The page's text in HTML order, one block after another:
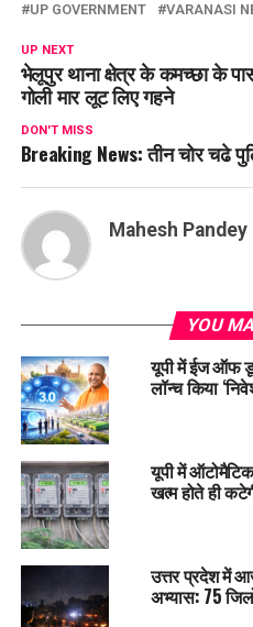
UP GOVERNMENT
VARANASI
UP NEXT
भेलूपुर थाना क्षेत्र के कमच्छा के
गोली मार लूट लिए गहने
DON'T MISS
Breaking News: तीन चोर चढे
Mahesh Pandey
YOU
यूपी में ईज ऑफ
लॉन्च किया
यूपी में
खत्म होते ही
उत्तर प्रदेश में
अभ्यास: 75